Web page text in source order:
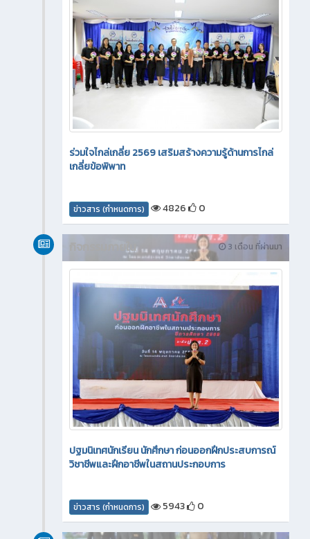
ร่วมใจไกล่เกลี่ย 2569 เสริมสร้างความรู้ด้านการไกล่
เกลี่ยข้อพิพาท
ข่าวสาร (กำหนดการ) 4826 0
3 เดือน ที่ผ่านมา
กิจกรรมภายใน
ปฐมนิเทศนักเรียน นักศึกษา ก่อนออกฝึกประสบการณ์
วิชาชีพและฝึกอาชีพในสถานประกอบการ
ข่าวสาร (กำหนดการ) 5943 0